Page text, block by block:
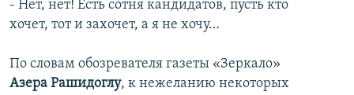
- Нет, нет! Есть сотня кандидатов, пусть кто
хочет, тот и захочет, а я не хочу…
По словам обозревателя газеты «Зеркало»
Азера Рашидоглу, к нежеланию некоторых